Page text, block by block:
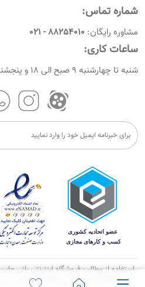
رویه های بازگرداندن کالا
شرایط و قوانین
نحوه ثبت سفارش
نحوه ثبت نام
نحوه ارسال سفارشات
راهنمای پرداخت
شماره تماس:
مشاوره رایگان: 88254010 - 021
ساعات کاری:
شنبه تا چهارشنبه 9 صبح الی 18 و پنجشنبه 9 الی 13
استفاده از مطالب فروشگاه اینترنتی بانی
منبع بالامانع می باشد. کلیه حقوق این